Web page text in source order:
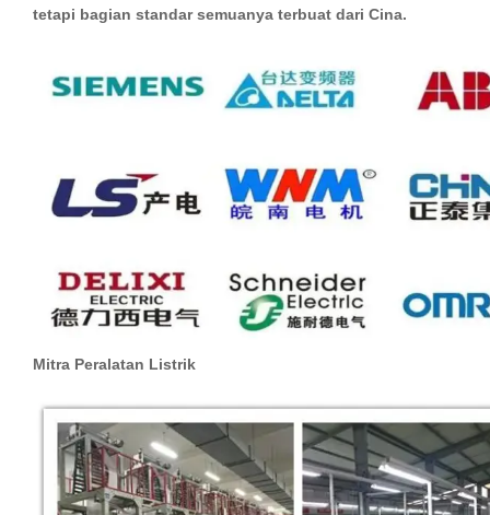
tetapi bagian standar semuanya terbuat dari Cina.
Mitra Peralatan Listrik